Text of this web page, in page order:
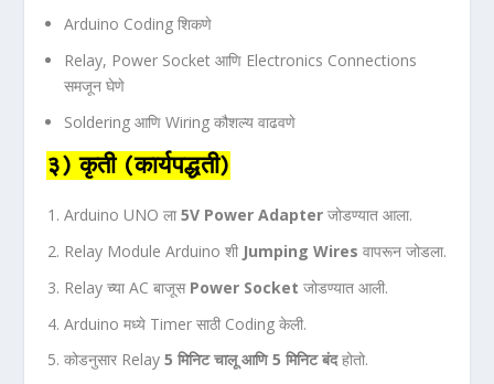
Arduino Coding शिकणे
Relay, Power Socket आणि Electronics Connections
समजून घेणे
Soldering आणि Wiring कौशल्य वाढवणे
३) कृती (कार्यपद्धती)
Arduino UNO ला5V Power Adapter जोडण्यात आला.
Relay Module Arduino शी Jumping Wires वापरून जोडला.
Relay च्या AC बाजूस Power Socket जोडण्यात आली.
Arduino मध्ये Timer साठी Coding केली.
कोडनुसार Relay5 मिनिट चालू आणि 5 मिनिट बंदहोतो.